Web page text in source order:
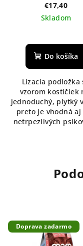
fialová
€17,40
Skladom
Do košíka
Lízacia podložka
vzorom kostičiek
jednoduchý, plytký
preto je vhodná aj
netrpezlivých
Doprava zadarmo